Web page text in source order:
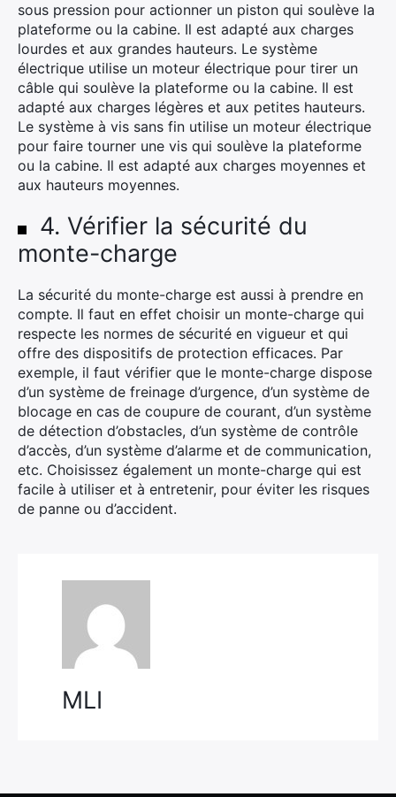
sous pression pour actionner un piston qui soulève la
plateforme ou la cabine. Il est adapté aux charges
lourdes et aux grandes hauteurs. Le système
électrique utilise un moteur électrique pour tirer un
câble qui soulève la plateforme ou la cabine. Il est
adapté aux charges légères et aux petites hauteurs.
Le système à vis sans fin utilise un moteur électrique
pour faire tourner une vis qui soulève la plateforme
ou la cabine. Il est adapté aux charges moyennes et
aux hauteurs moyennes.
4. Vérifier la sécurité du
monte-charge
La sécurité du monte-charge est aussi à prendre en
compte. Il faut en effet choisir un monte-charge qui
respecte les normes de sécurité en vigueur et qui
offre des dispositifs de protection efficaces. Par
exemple, il faut vérifier que le monte-charge dispose
d’un système de freinage d’urgence, d’un système de
blocage en cas de coupure de courant, d’un système
de détection d’obstacles, d’un système de contrôle
d’accès, d’un système d’alarme et de communication,
etc. Choisissez également un monte-charge qui est
facile à utiliser et à entretenir, pour éviter les risques
de panne ou d’accident.
MLI